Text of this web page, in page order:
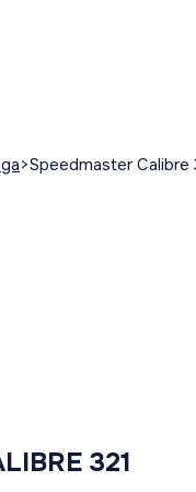
Speedmaster Calibre
321